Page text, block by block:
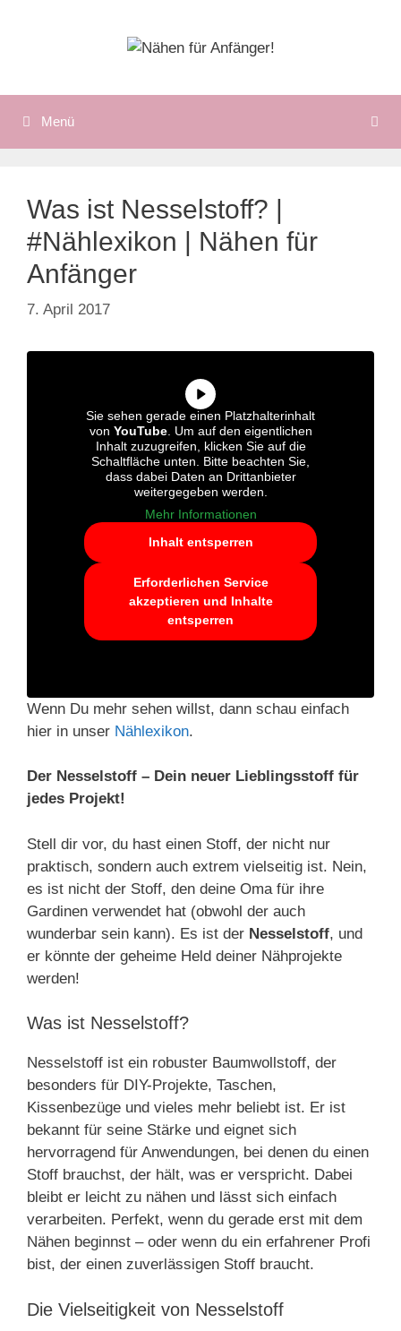
Menü
Was ist Nesselstoff? |
#Nählexikon | Nähen für
Anfänger
7. April 2017
Sie sehen gerade einen Platzhalterinhalt
von YouTube. Um auf den eigentlichen
Inhalt zuzugreifen, klicken Sie auf die
Schaltfläche unten. Bitte beachten Sie,
dass dabei Daten an Drittanbieter
weitergegeben werden.
Mehr Informationen
Inhalt entsperren
Erforderlichen Service
akzeptieren und Inhalte
entsperren
Wenn Du mehr sehen willst, dann schau einfach
hier in unser Nählexikon.
Der Nesselstoff – Dein neuer Lieblingsstoff für
jedes Projekt!
Stell dir vor, du hast einen Stoff, der nicht nur
praktisch, sondern auch extrem vielseitig ist. Nein,
es ist nicht der Stoff, den deine Oma für ihre
Gardinen verwendet hat (obwohl der auch
wunderbar sein kann). Es ist der Nesselstoff, und
er könnte der geheime Held deiner Nähprojekte
werden!
Was ist Nesselstoff?
Nesselstoff ist ein robuster Baumwollstoff, der
besonders für DIY-Projekte, Taschen,
Kissenbezüge und vieles mehr beliebt ist. Er ist
bekannt für seine Stärke und eignet sich
hervorragend für Anwendungen, bei denen du einen
Stoff brauchst, der hält, was er verspricht. Dabei
bleibt er leicht zu nähen und lässt sich einfach
verarbeiten. Perfekt, wenn du gerade erst mit dem
Nähen beginnst – oder wenn du ein erfahrener Profi
bist, der einen zuverlässigen Stoff braucht.
Die Vielseitigkeit von Nesselstoff